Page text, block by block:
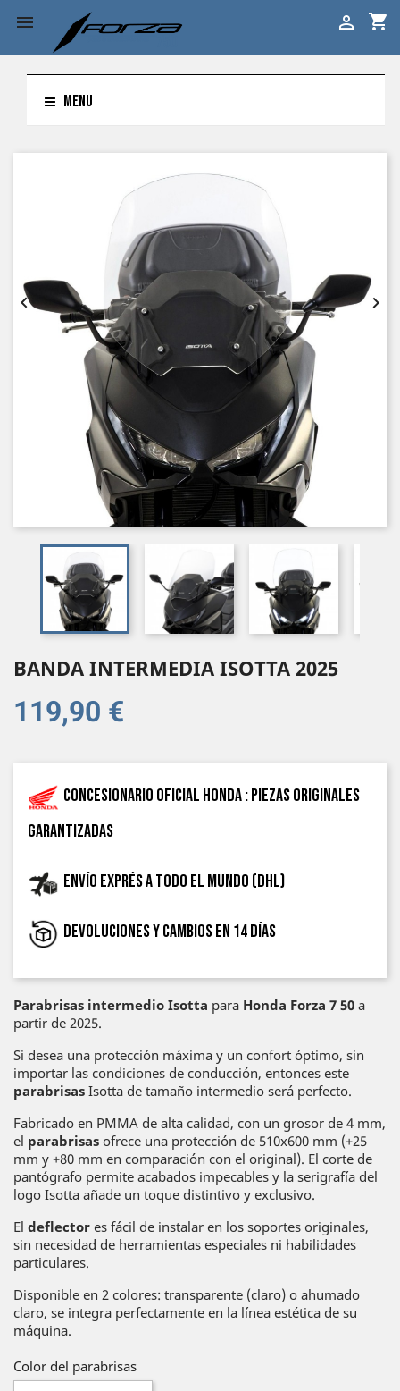
 shopping_cart

MENU
 
BANDA INTERMEDIA ISOTTA 2025
119,90 €
Concesionario oficial Honda : piezas originales
garantizadas
Envío exprés a todo el mundo (DHL)
Devoluciones y cambios en 14 días
Parabrisas intermedio Isotta para Honda Forza 7 50 a
partir de 2025.
Si desea una protección máxima y un confort óptimo, sin
importar las condiciones de conducción, entonces este
parabrisas Isotta de tamaño intermedio será perfecto.
Fabricado en PMMA de alta calidad, con un grosor de 4 mm,
el parabrisas ofrece una protección de 510x600 mm (+25
mm y +80 mm en comparación con el original). El corte de
pantógrafo permite acabados impecables y la serigrafía del
logo Isotta añade un toque distintivo y exclusivo.
El deflector es fácil de instalar en los soportes originales,
sin necesidad de herramientas especiales ni habilidades
particulares.
Disponible en 2 colores: transparente (claro) o ahumado
claro, se integra perfectamente en la línea estética de su
máquina.
Color del parabrisas